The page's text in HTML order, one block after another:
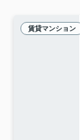
賃貸マンション